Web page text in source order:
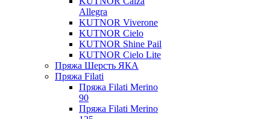
Allegra
KUTNOR Viverone
KUTNOR Cielo
KUTNOR Shine Pail
KUTNOR Cielo Lite
Пряжа Шерсть ЯКА
Пряжа Filati
Пряжа Filati Merino
90
Пряжа Filati Merino